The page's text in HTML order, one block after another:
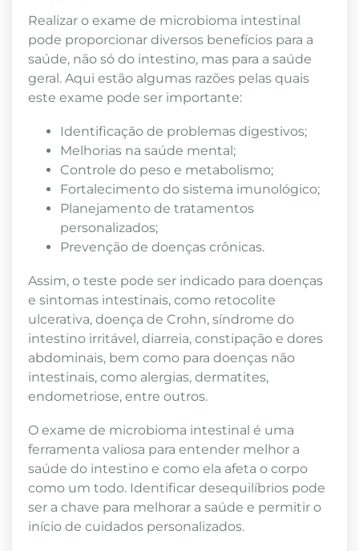
Realizar o exame de microbioma intestinal
pode proporcionar diversos benefícios para a
saúde, não só do intestino, mas para a saúde
geral. Aqui estão algumas razões pelas quais
este exame pode ser importante:
Identificação de problemas digestivos;
Melhorias na saúde mental;
Controle do peso e metabolismo;
Fortalecimento do sistema imunológico;
Planejamento de tratamentos
personalizados;
Prevenção de doenças crônicas.
Assim, o teste pode ser indicado para doenças
e sintomas intestinais, como retocolite
ulcerativa, doença de Crohn, síndrome do
intestino irritável, diarreia, constipação e dores
abdominais, bem como para doenças não
intestinais, como alergias, dermatites,
endometriose, entre outros.
O exame de microbioma intestinal é uma
ferramenta valiosa para entender melhor a
saúde do intestino e como ela afeta o corpo
como um todo. Identificar desequilíbrios pode
ser a chave para melhorar a saúde e permitir o
início de cuidados personalizados.